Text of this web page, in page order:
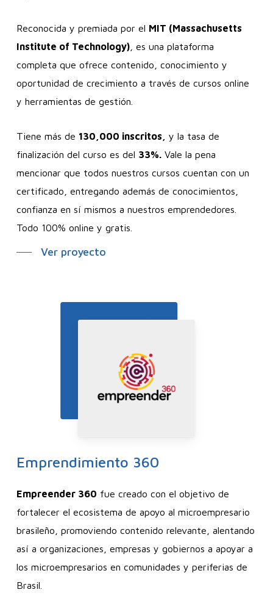
Reconocida y premiada por el MIT (Massachusetts
Institute of Technology), es una plataforma
completa que ofrece contenido, conocimiento y
oportunidad de crecimiento a través de cursos online
y herramientas de gestión.
Tiene más de 130,000 inscritos,
y la tasa de
finalización del curso es del 33%.Vale la pena
mencionar que todos nuestros cursos cuentan con un
certificado, entregando además de conocimientos,
confianza en sí mismos a nuestros emprendedores.
Todo 100% online y gratis.
Ver proyecto
Emprendimiento 360
Empreender 360 fue creado con el objetivo de
fortalecer el ecosistema de apoyo al microempresario
brasileño, promoviendo contenido relevante, alentando
así a organizaciones, empresas y gobiernos a apoyar a
los microempresarios en comunidades y periferias de
Brasil.